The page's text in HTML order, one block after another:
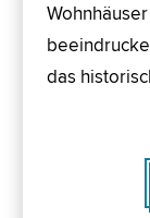
das